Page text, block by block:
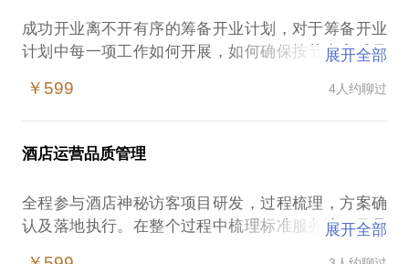
成功开业离不开有序的筹备开业计划，对于筹备开业
计划中每一项工作如何开展，如何确保按节点高质量
展开全部
￥599 4人约聊过
酒店运营品质管理
全程参与酒店神秘访客项目研发，过程梳理，方案确
认及落地执行。在整个过程中梳理标准服务流程及品
展开全部